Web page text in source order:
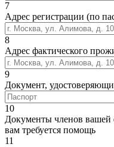
7
Адрес регистрации (по
8
Адрес фактического
9
Документ,
10
Документы членов вашей
вам требуется помощь
11